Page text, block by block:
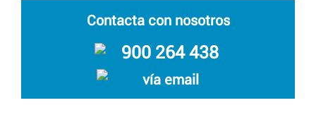
Contacta con nosotros
900 264 438
vía email